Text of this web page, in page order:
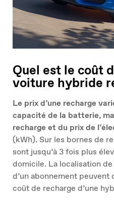
Quel est le coût
voiture hybride
Le prix d’une recharge
capacité de la batterie,
recharge et du prix de
(kWh). Sur les bornes de
sont jusqu’à 3 fois plus
domicile. La localisation
d’un abonnement
coût de recharge d’une